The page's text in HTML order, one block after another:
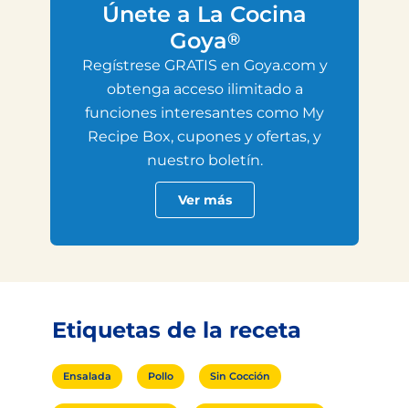
Únete a La Cocina
Goya®
Regístrese GRATIS en Goya.com y
obtenga acceso ilimitado a
funciones interesantes como My
Recipe Box, cupones y ofertas, y
nuestro boletín.
Ver más
Etiquetas de la receta
Ensalada Pollo Sin Cocción